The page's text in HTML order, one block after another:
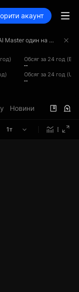
акаунт
⚔️ Зіткнення 1v1, сезон 2! Кидайте виклик AI Master один на один і поборіться за призовий фонд у 4 000 000 USDT!
Обсяг за 24 год
--
Обсяг за 24 год
--
Новини
1т